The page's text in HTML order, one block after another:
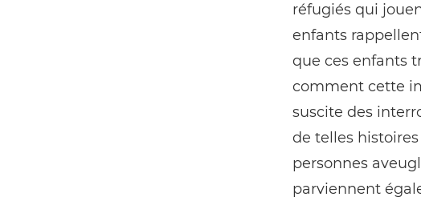
réfugiés qui
enfants
que ces enfants
comment cette
suscite des
de telles
personnes
parviennent